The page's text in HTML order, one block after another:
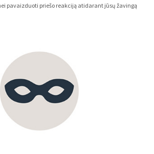
pavaizduoti priešo reakciją atidarant jūsų žavingą